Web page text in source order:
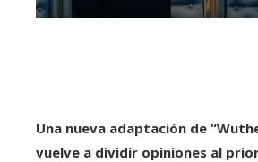
Una nueva adaptación de
vuelve a dividir opiniones al